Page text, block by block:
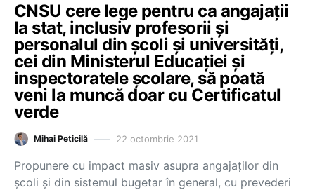
CNSU cere lege pentru ca angajații
la stat, inclusiv profesorii și
personalul din școli și universități,
cei din Ministerul Educației și
inspectoratele școlare, să poată
veni la muncă doar cu Certificatul
verde
Mihai Peticilă 22 octombrie 2021
Propunere cu impact masiv asupra angajaților din
școli și din sistemul bugetar în general, cu prevederi